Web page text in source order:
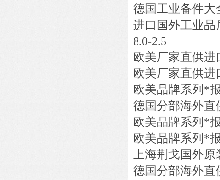
德国工业备件大
进口国外工业品
8.0-2.5
欧美厂家直供进
欧美厂家直供进
欧美品牌系列*
德国分部海外直
欧美品牌系列*
欧美品牌系列*
上海荆戈国外
德国分部海外直